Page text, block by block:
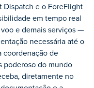
Dispatch e o ForeFlight
em tempo real
e demais serviços —
necessária até o
coordenação de
poderoso do mundo
diretamente no